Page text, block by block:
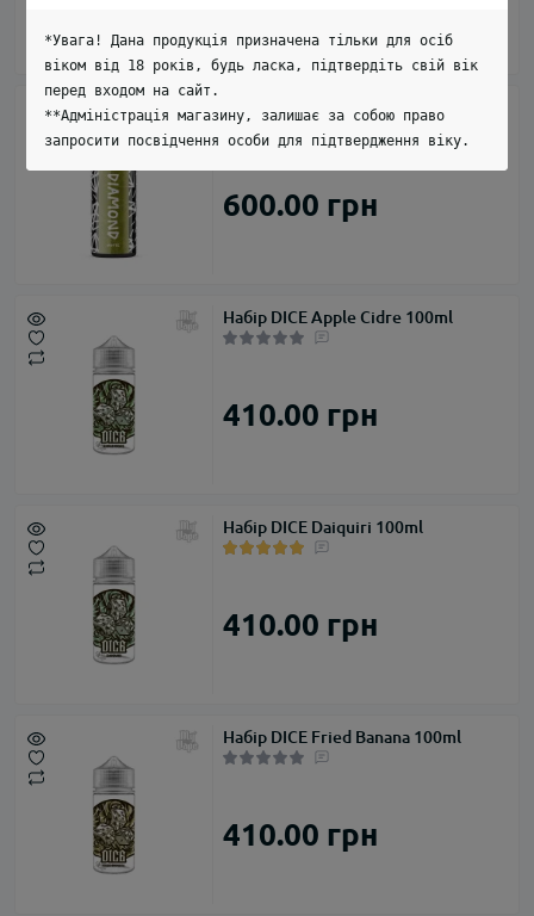
Набір Diamond White 100ml
600.00 грн
Набір DICE Apple Cidre 100ml
410.00 грн
Набір DICE Daiquiri 100ml
410.00 грн
Набір DICE Fried Banana 100ml
410.00 грн
*Увага! Дана продукція призначена тільки для осіб
віком від 18 років, будь ласка, підтвердіть свій вік
перед входом на сайт.
**Адміністрація магазину, залишає за собою право
запросити посвідчення особи для підтвердження віку.